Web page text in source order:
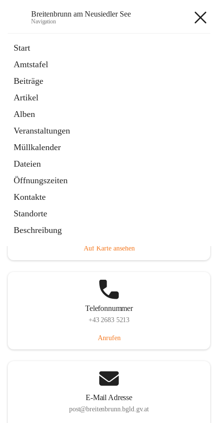
Breitenbrunn am Neusiedler See
Navigation
Start
Amtstafel
Beiträge
Artikel
Alben
Veranstaltungen
Müllkalender
Dateien
Öffnungszeiten
Kontakte
Standorte
Beschreibung
18 Schnellzugriffe
Gemeindeservice
Auf Karte ansehen
Telefonnummer
+43 2683 5213
Anrufen
E-Mail Adresse
post@breitenbrunn.bgld.gv.at